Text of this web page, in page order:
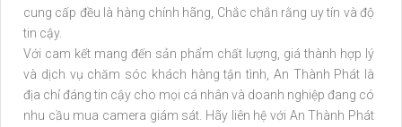
cung cấp đều là hàng chính hãng, Chắc chắn rằng uy tín và độ
tin cậy.
Với cam kết mang đến sản phẩm chất lượng, giá thành hợp lý
và dịch vụ chăm sóc khách hàng tận tình, An Thành Phát là
địa chỉ đáng tin cậy cho mọi cá nhân và doanh nghiệp đang có
nhu cầu mua camera giám sát. Hãy liên hệ với An Thành Phát